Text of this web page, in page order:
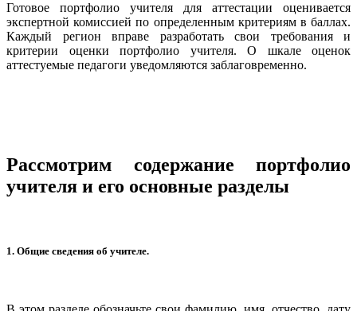
Готовое портфолио учителя для аттестации оценивается
экспертной комиссией по определенным критериям в баллах.
Каждый регион вправе разработать свои требования и
критерии оценки портфолио учителя. О шкале оценок
аттестуемые педагоги уведомляются заблаговременно.
Рассмотрим содержание портфолио
учителя и его основные разделы
1. Общие сведения об учителе.